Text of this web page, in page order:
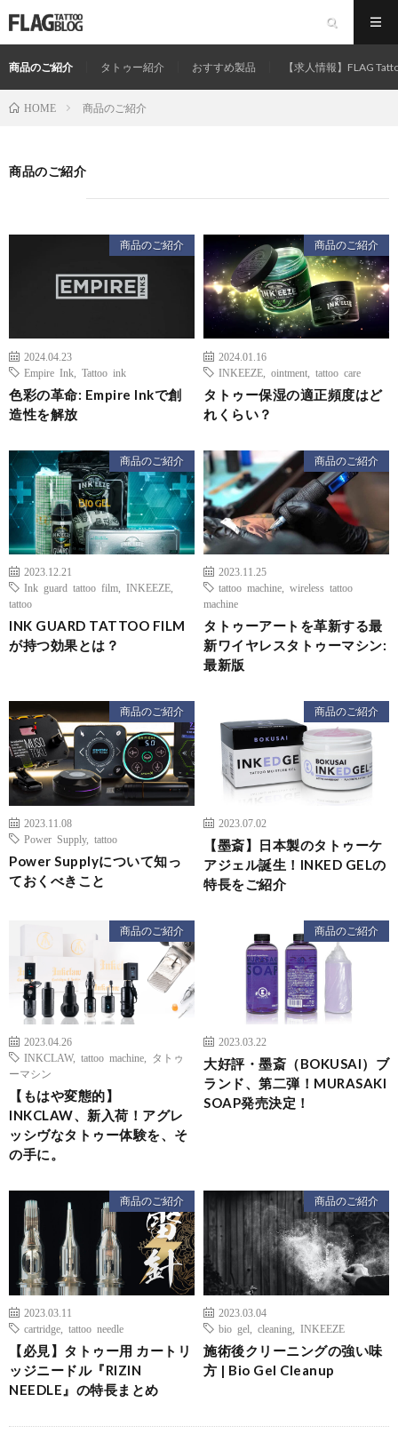
商品のご紹介 タトゥー紹介 おすすめ製品 【求人情報】FLAG
HOME 商品のご紹介
商品のご紹介
商品のご紹介
2024.04.23
Empire Ink
Tattoo ink
色彩の革命: Empire Inkで創
造性を解放
商品のご紹介
2024.01.16
INKEEZE
ointment tattoo care
タトゥー保湿の適正頻度はど
れくらい？
商品のご紹介
2023.12.21
Ink guard tattoo film
INKEEZE
tattoo
INK GUARD TATTOO FILM
が持つ効果とは？
商品のご紹介
2023.11.25
tattoo machine
wireless tattoo
machine
タトゥーアートを革新する最
新ワイヤレスタトゥーマシン:
最新版
商品のご紹介
2023.11.08
Power Supply, tattoo
Power Supplyについて知っ
ておくべきこと
商品のご紹介
2023.07.02
【墨斎】日本製のタトゥーケ
アジェル誕生！INKED GELの
特長をご紹介
商品のご紹介
2023.04.26
INKCLAW, tattoo machine
タトゥ
ーマシン
【もはや変態的】
INKCLAW、新入荷！アグレ
ッシヴなタトゥー体験を、そ
の手に。
商品のご紹介
2023.03.22
大好評・墨斎（BOKUSAI）ブ
ランド、第二弾！MURASAKI
SOAP発売決定！
商品のご紹介
2023.03.11
cartridge
tattoo needle
【必見】タトゥー用 カートリ
ッジニードル『RIZIN
NEEDLE』の特長まとめ
商品のご紹介
2023.03.04
bio gel
cleaning INKEEZE
施術後クリーニングの強い味
方 | Bio Gel Cleanup